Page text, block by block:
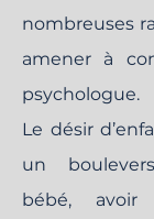
nombreuses
amener à
psychologue.
Le désir
un
bébé,